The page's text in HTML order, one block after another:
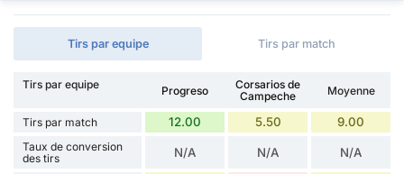
Tirs par equipe Tirs par match
Tirs par equipe Progreso
Corsarios de
Campeche
Moyenne
Tirs par match 12.00 5.50 9.00
Taux de conversion
des tirs
N/A N/A N/A